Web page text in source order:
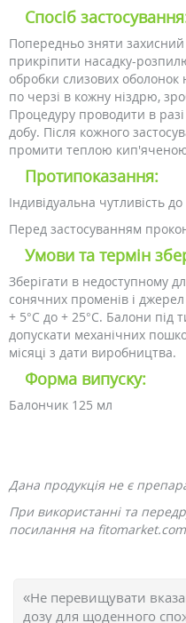
Спосіб
Попередньо зняти
прикріпити насадку-
обробки слизових оболонок
по черзі в кожну ніздрю,
Процедуру проводити в
добу. Після кожного
промити теплою
Протипоказання:
Індивідуальна чутливість
Перед застосуванням
Умови та термін
Зберігати в недоступному
сонячних променів і
+ 5°C до + 25°C. Балони під
допускати механічних
місяці з дати виробництва.
Форма випуску:
Балончик 125 мл
Дана продукція не є
При використанні та
посилання на
«Не перевищувати
дозу для щоденного